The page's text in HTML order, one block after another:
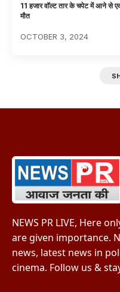
11 हजार वॉल्ट तार के चपेट में आने से
मौत
OCTOBER 3, 2024
NEWS PR LIVE, Here
are given importance.
news, latest news in
cinema. Follow us &